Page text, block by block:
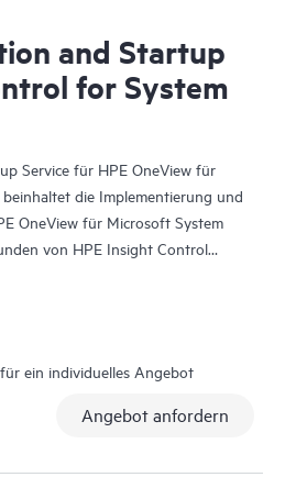
and Startup
for System
Service für HPE OneView für
die Implementierung und
OneView für Microsoft System
von HPE Insight Control
Center in einer vorhandenen
Configuration Manager (SCCM)
Virtual Machine Manager (SCVMM)
Operations Manager (SCOM)
ein individuelles Angebot
Angebot anfordern